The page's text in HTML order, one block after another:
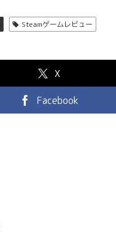
Steamゲームレビュー
X
Facebook